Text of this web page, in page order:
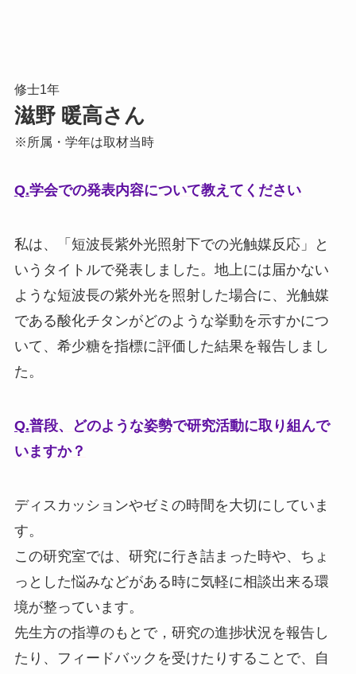
修士1年
滋野 暖高さん
※所属・学年は取材当時
Q.学会での発表内容について教えてください
私は、「短波長紫外光照射下での光触媒反応」と
いうタイトルで発表しました。地上には届かない
ような短波長の紫外光を照射した場合に、光触媒
である酸化チタンがどのような挙動を示すかにつ
いて、希少糖を指標に評価した結果を報告しまし
た。
Q.普段、どのような姿勢で研究活動に取り組んで
いますか？
ディスカッションやゼミの時間を大切にしていま
す。
この研究室では、研究に行き詰まった時や、ちょ
っとした悩みなどがある時に気軽に相談出来る環
境が整っています。
先生方の指導のもとで，研究の進捗状況を報告し
たり、フィードバックを受けたりすることで、自